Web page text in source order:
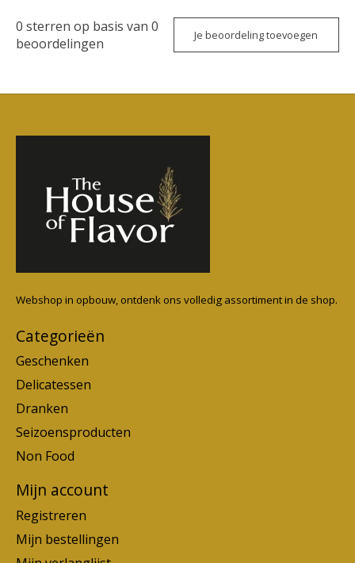
0 sterren op basis van 0
beoordelingen
Je beoordeling toevoegen
Webshop in opbouw, ontdenk ons volledig assortiment in de shop.
Categorieën
Geschenken
Delicatessen
Dranken
Seizoensproducten
Non Food
Mijn account
Registreren
Mijn bestellingen